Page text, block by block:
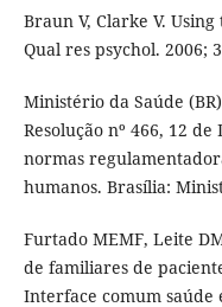
Braun V, Clarke V.
Qual res psychol. 2006;
Ministério da Saúde
Resolução nº 466, 12
normas
humanos. Brasília:
Furtado MEMF, Leite
de familiares de
Interface comum saúde